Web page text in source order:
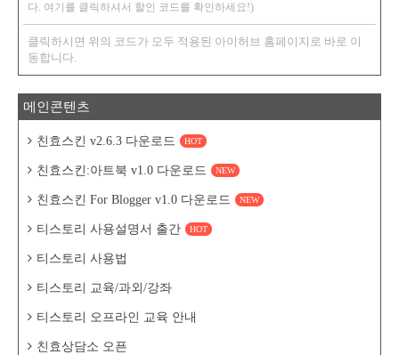
다. 여기를 클릭하셔서 할인 코드를 확인하세요!)
클릭하시면 위의 코드가 모두 적용된 아이허브 홈페이지로 바로 이
동합니다.
메인콘텐츠
친효스킨 v2.6.3 다운로드 HOT
친효스킨:아트북 v1.0 다운로드 NEW
친효스킨 For Blogger v1.0 다운로드 NEW
티스토리 사용설명서 출간 HOT
티스토리 사용법
티스토리 교육/과외/강좌
티스토리 오프라인 교육 안내
친효상담소 오픈